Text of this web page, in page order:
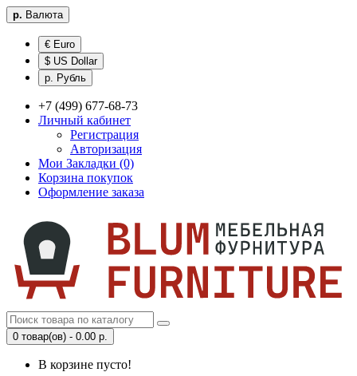
р. Валюта
€ Euro
$ US Dollar
р. Рубль
+7 (499) 677-68-73
Личный кабинет
Регистрация
Авторизация
Мои Закладки (0)
Корзина покупок
Оформление заказа
0 товар(ов) - 0.00 р.
В корзине пусто!